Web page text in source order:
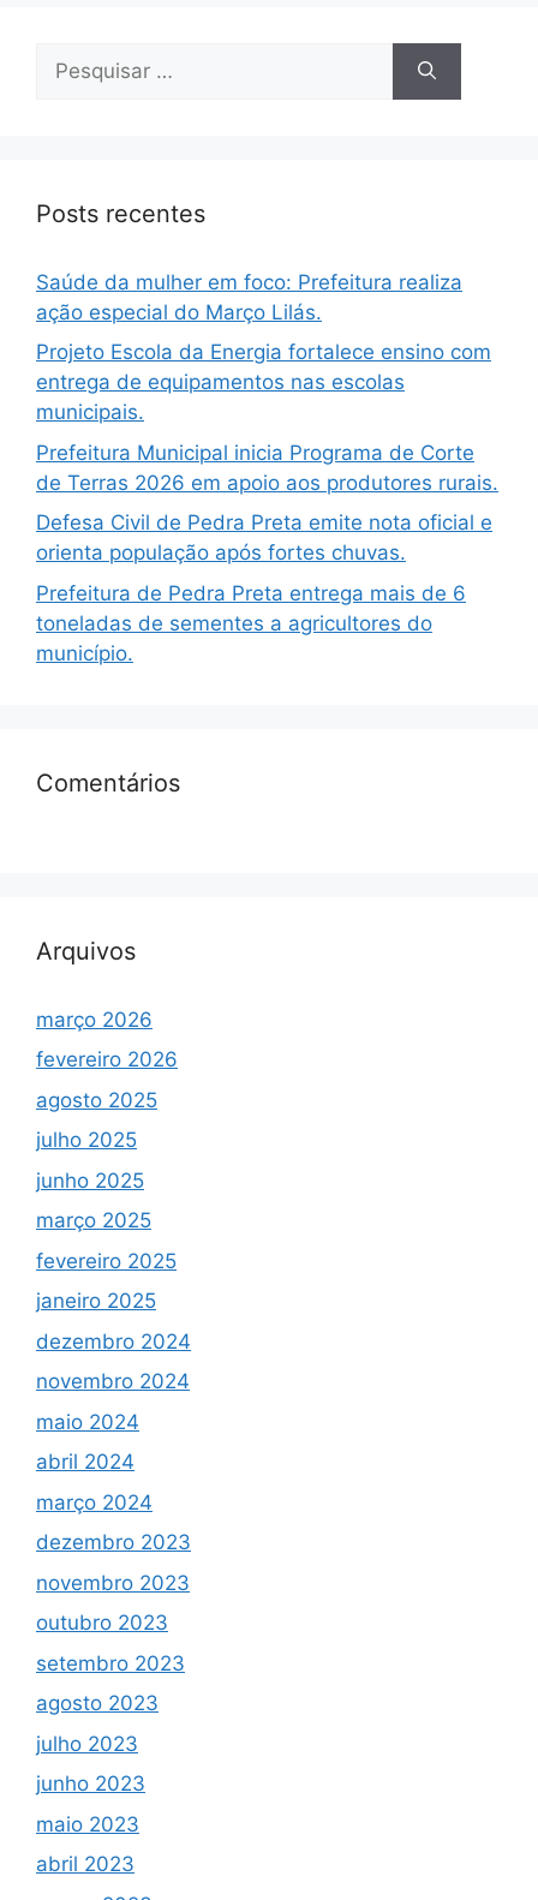
Posts recentes
Saúde da mulher em foco: Prefeitura realiza
ação especial do Março Lilás.
Projeto Escola da Energia fortalece ensino com
entrega de equipamentos nas escolas
municipais.
Prefeitura Municipal inicia Programa de Corte
de Terras 2026 em apoio aos produtores rurais.
Defesa Civil de Pedra Preta emite nota oficial e
orienta população após fortes chuvas.
Prefeitura de Pedra Preta entrega mais de 6
toneladas de sementes a agricultores do
município.
Comentários
Arquivos
março 2026
fevereiro 2026
agosto 2025
julho 2025
junho 2025
março 2025
fevereiro 2025
janeiro 2025
dezembro 2024
novembro 2024
maio 2024
abril 2024
março 2024
dezembro 2023
novembro 2023
outubro 2023
setembro 2023
agosto 2023
julho 2023
junho 2023
maio 2023
abril 2023